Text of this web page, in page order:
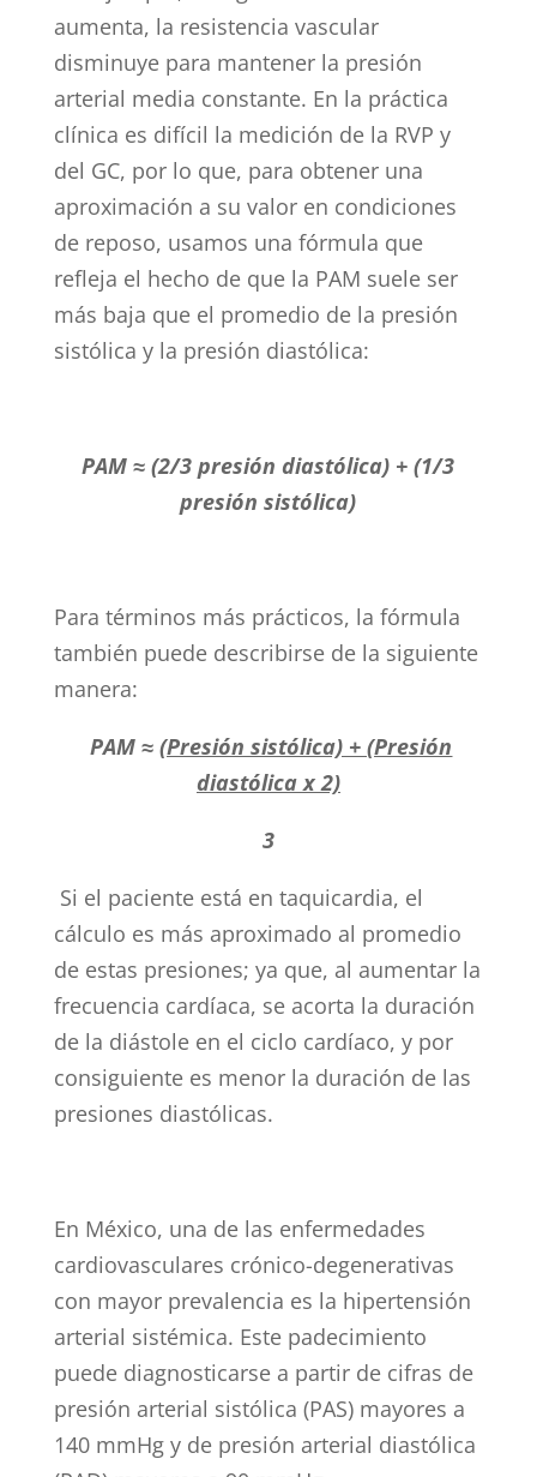
aumenta, la resistencia vascular
disminuye para mantener la presión
arterial media constante. En la práctica
clínica es difícil la medición de la RVP y
del GC, por lo que, para obtener una
aproximación a su valor en condiciones
de reposo, usamos una fórmula que
refleja el hecho de que la PAM suele ser
más baja que el promedio de la presión
sistólica y la presión diastólica:
PAM ≈ (2/3 presión diastólica) + (1/3
presión sistólica)
Para términos más prácticos, la fórmula
también puede describirse de la siguiente
manera:
PAM ≈(Presión sistólica) + (Presión
diastólica x 2)
3
Si el paciente está en taquicardia, el
cálculo es más aproximado al promedio
de estas presiones; ya que, al aumentar la
frecuencia cardíaca, se acorta la duración
de la diástole en el ciclo cardíaco, y por
consiguiente es menor la duración de las
presiones diastólicas.
En México, una de las enfermedades
cardiovasculares crónico-degenerativas
con mayor prevalencia es la hipertensión
arterial sistémica. Este padecimiento
puede diagnosticarse a partir de cifras de
presión arterial sistólica (PAS) mayores a
140 mmHg y de presión arterial diastólica